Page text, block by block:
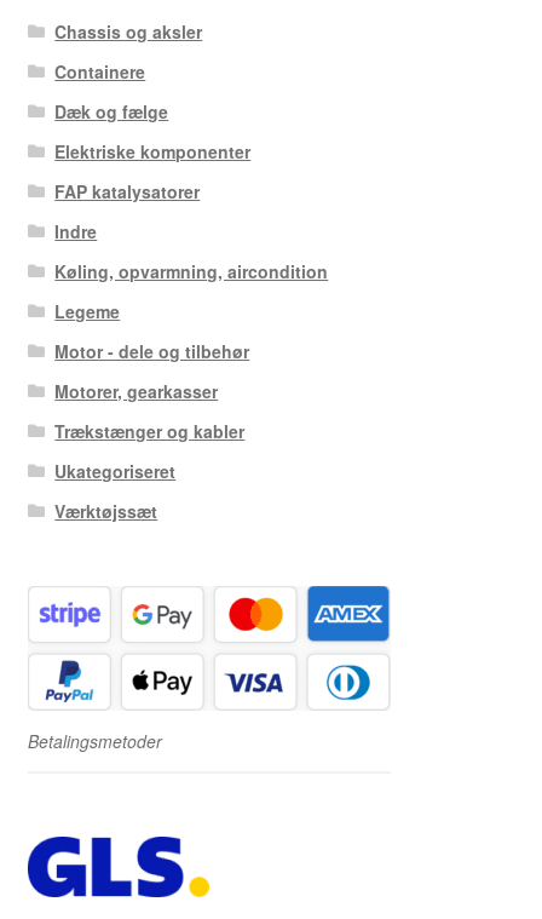
Chassis og aksler
Containere
Dæk og fælge
Elektriske komponenter
FAP katalysatorer
Indre
Køling, opvarmning, aircondition
Legeme
Motor - dele og tilbehør
Motorer, gearkasser
Trækstænger og kabler
Ukategoriseret
Værktøjssæt
Betalingsmetoder